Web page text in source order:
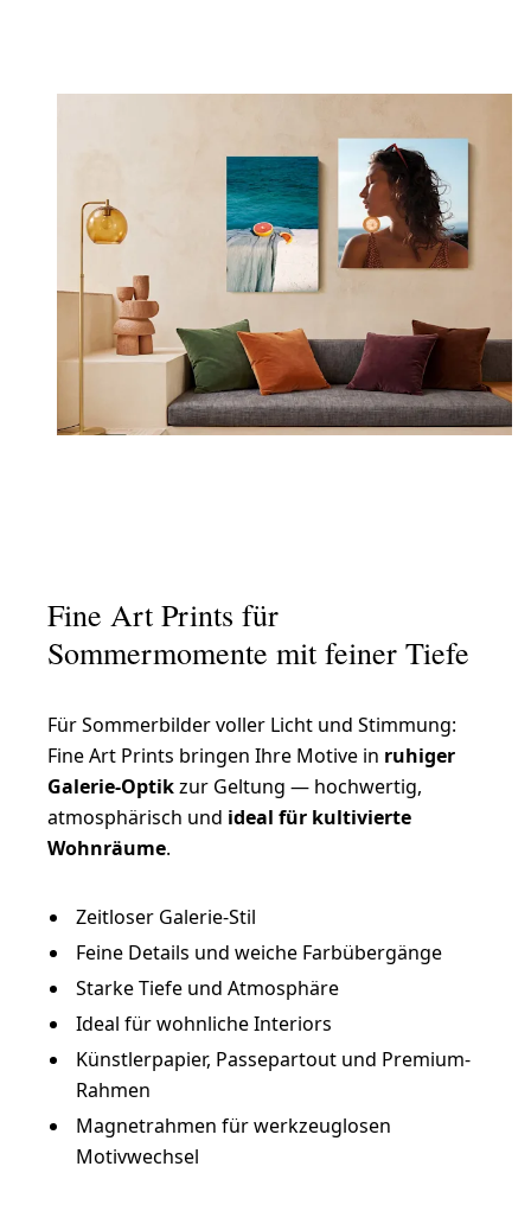
Fine Art Prints für
Sommermomente mit feiner Tiefe
Für Sommerbilder voller Licht und Stimmung:
Fine Art Prints bringen Ihre Motive in ruhiger
Galerie-Optikzur Geltung — hochwertig,
atmosphärisch und ideal für kultivierte
Wohnräume.
Zeitloser Galerie-Stil
Feine Details und weiche Farbübergänge
Starke Tiefe und Atmosphäre
Ideal für wohnliche Interiors
Künstlerpapier, Passepartout und Premium-
Rahmen
Magnetrahmen für werkzeuglosen
Motivwechsel